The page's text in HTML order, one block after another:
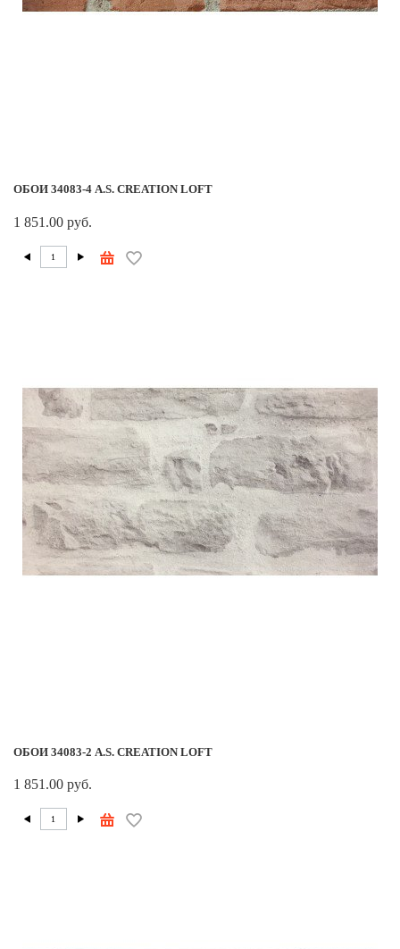
ОБОИ 34083-4 A.S. CREATION LOFT
1 851.00 руб.
ОБОИ 34083-2 A.S. CREATION LOFT
1 851.00 руб.